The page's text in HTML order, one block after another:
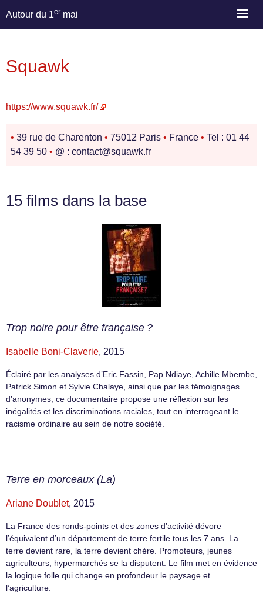
Autour du 1er mai
Squawk
https://www.squawk.fr/
• 39 rue de Charenton • 75012 Paris • France • Tel : 01 44
54 39 50 • @ : contact@squawk.fr
15 films dans la base
Trop noire pour être française ?
Isabelle Boni-Claverie, 2015
Éclairé par les analyses d’Eric Fassin, Pap Ndiaye, Achille Mbembe,
Patrick Simon et Sylvie Chalaye, ainsi que par les témoignages
d’anonymes, ce documentaire propose une réflexion sur les
inégalités et les discriminations raciales, tout en interrogeant le
racisme ordinaire au sein de notre société.
Terre en morceaux (La)
Ariane Doublet, 2015
La France des ronds-points et des zones d’activité dévore
l’équivalent d’un département de terre fertile tous les 7 ans. La
terre devient rare, la terre devient chère. Promoteurs, jeunes
agriculteurs, hypermarchés se la disputent. Le film met en évidence
la logique folle qui change en profondeur le paysage et
l’agriculture.